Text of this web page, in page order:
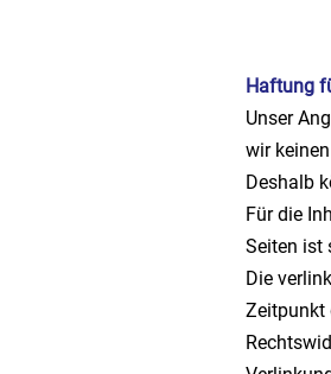
Haftung
Unser
wir
Deshalb
Für die
Seiten ist
Die
Zeitpunkt